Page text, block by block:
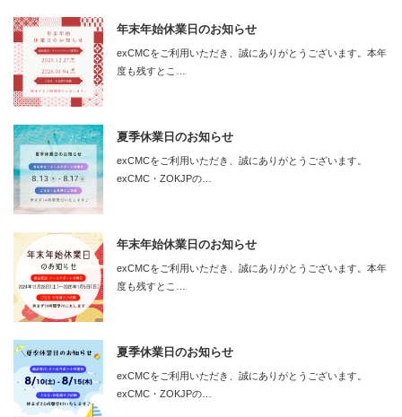
年末年始休業日のお知らせ
exCMCをご利用いただき、誠にありがとうございます。本年
度も残すとこ…
夏季休業日のお知らせ
exCMCをご利用いただき、誠にありがとうございます。
exCMC・ZOKJPの…
年末年始休業日のお知らせ
exCMCをご利用いただき、誠にありがとうございます。本年
度も残すとこ…
夏季休業日のお知らせ
exCMCをご利用いただき、誠にありがとうございます。
exCMC・ZOKJPの…